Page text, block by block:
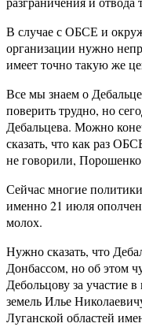
В случае с ОБСЕ и
организации нужно
имеет точно такую же
Все мы знаем о
поверить трудно, но
Дебальцева. Можно
сказать, что как раз
не говорили,
Сейчас многие
именно 21 июля
молох.
Нужно сказать, что
Донбассом, но об этом
Дебольцову за участие
земель Илье
Луганской областей